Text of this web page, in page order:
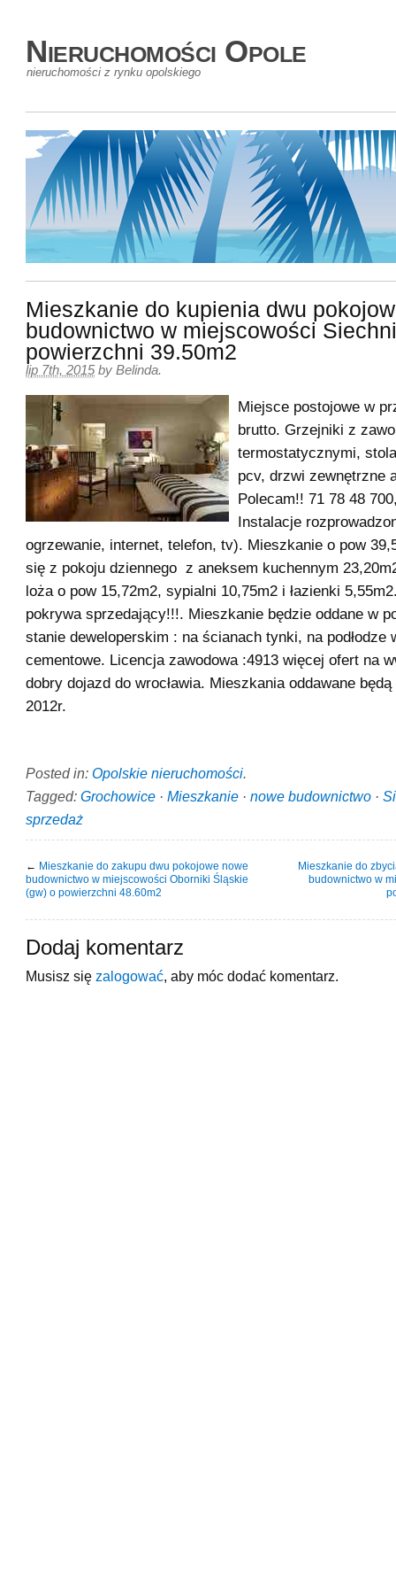
Nieruchomości Opole
nieruchomości z rynku opolskiego
Mieszkanie do kupienia dwu
budownictwo w miejscowości
powierzchni 39.50m2
lip 7th, 2015 by Belinda.
Miejsce postojowe w
brutto. Grzejniki z
termostatycznymi,
pcv, drzwi zewnętrzne
Polecam!! 71 78 48
Instalacje
ogrzewanie, internet, telefon, tv). Mieszkanie o pow
się z pokoju dziennego z aneksem kuchennym
loża o pow 15,72m2, sypialni 10,75m2 i łazienki
pokrywa sprzedający!!!. Mieszkanie będzie oddane w
stanie deweloperskim : na ścianach tynki, na podłodze
cementowe. Licencja zawodowa :4913 więcej ofert na
dobry dojazd do wrocławia. Mieszkania oddawane
2012r.
Posted in: Opolskie nieruchomości.
Tagged: Grochowice · Mieszkanie · nowe budownictwo ·
sprzedaż
← Mieszkanie do zakupu dwu pokojowe nowe
budownictwo w miejscowości Oborniki Śląskie
(gw) o powierzchni 48.60m2
Mieszkanie do
budownictwo w
Dodaj komentarz
Musisz się zalogować , aby móc dodać komentarz.